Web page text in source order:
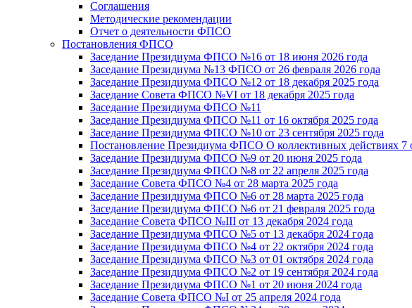
Соглашения
Методические рекомендации
Отчет о деятельности ФПСО
Постановления ФПСО
Заседание Президиума ФПСО №16 от 18 июня 2026 года
Заседание Президиума №13 ФПСО от 26 февраля 2026 года
Заседание Президиума ФПСО №12 от 18 декабря 2025 года
Заседание Совета ФПСО №VI от 18 декабря 2025 года
Заседание Президиума ФПСО №11
Заседание Президиума ФПСО №11 от 16 октября 2025 года
Заседание Президиума ФПСО №10 от 23 сентября 2025 года
Постановление Президиума ФПСО О коллективных действиях 7
Заседание Президиума ФПСО №9 от 20 июня 2025 года
Заседание Президиума ФПСО №8 от 22 апреля 2025 года
Заседание Совета ФПСО №4 от 28 марта 2025 года
Заседание Президиума ФПСО №6 от 28 марта 2025 года
Заседание Президиума ФПСО №6 от 21 февраля 2025 года
Заседание Совета ФПСО №III от 13 декабря 2024 года
Заседание Президиума ФПСО №5 от 13 декабря 2024 года
Заседание Президиума ФПСО №4 от 22 октября 2024 года
Заседание Президиума ФПСО №3 от 01 октября 2024 года
Заседание Президиума ФПСО №2 от 19 сентября 2024 года
Заседание Президиума ФПСО №1 от 20 июня 2024 года
Заседание Совета ФПСО №I от 25 апреля 2024 года